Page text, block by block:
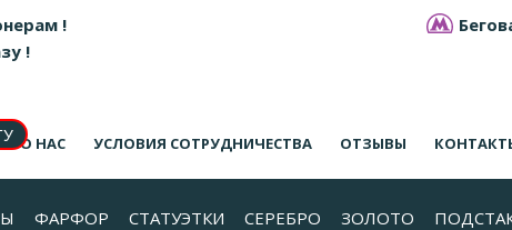
!
!
О НАС УСЛОВИЯ СОТРУДНИЧЕСТВА ОТЗЫВЫ
ФАРФОР СТАТУЭТКИ СЕРЕБРО ЗОЛОТО